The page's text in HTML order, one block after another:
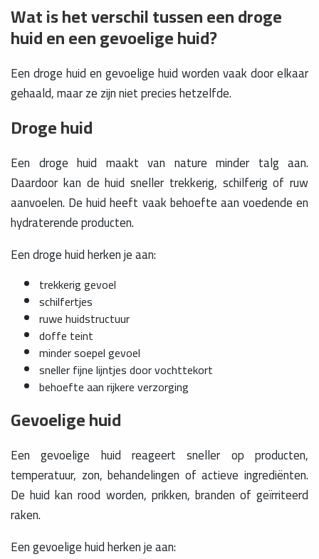
Wat is het verschil tussen een droge
huid en een gevoelige huid?
Een droge huid en gevoelige huid worden vaak door elkaar
gehaald, maar ze zijn niet precies hetzelfde.
Droge huid
Een droge huid maakt van nature minder talg aan.
Daardoor kan de huid sneller trekkerig, schilferig of ruw
aanvoelen. De huid heeft vaak behoefte aan voedende en
hydraterende producten.
Een droge huid herken je aan:
trekkerig gevoel
schilfertjes
ruwe huidstructuur
doffe teint
minder soepel gevoel
sneller fijne lijntjes door vochttekort
behoefte aan rijkere verzorging
Gevoelige huid
Een gevoelige huid reageert sneller op producten,
temperatuur, zon, behandelingen of actieve ingrediënten.
De huid kan rood worden, prikken, branden of geïrriteerd
raken.
Een gevoelige huid herken je aan: